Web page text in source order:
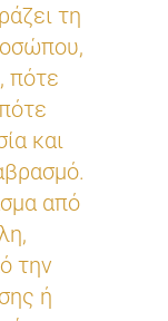
τη
πότε
και
από
την
ή